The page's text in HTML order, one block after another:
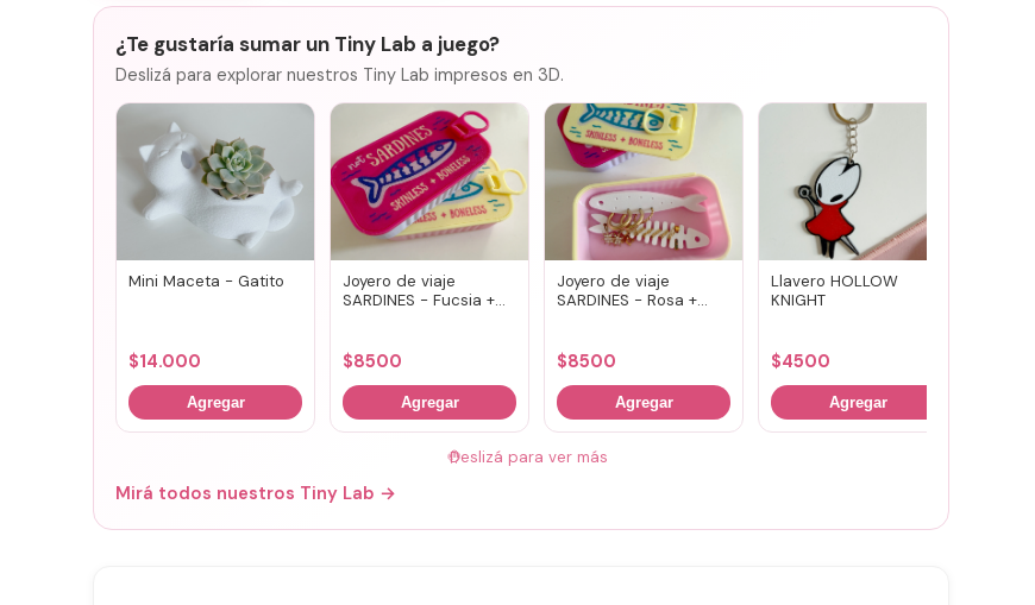
¿Te gustaría sumar un Tiny Lab a juego?
Deslizá para explorar nuestros Tiny Lab impresos en 3D.
Mini Maceta - Gatito
$14.000
Agregar
Joyero de viaje
SARDINES - Fucsia +
$8500
Agregar
Joyero de viaje
SARDINES - Rosa +
$8500
Agregar
Llavero HOLLOW
KNIGHT
$4500
Agregar
🤚
Deslizá para ver más
Mirá todos nuestros Tiny Lab →